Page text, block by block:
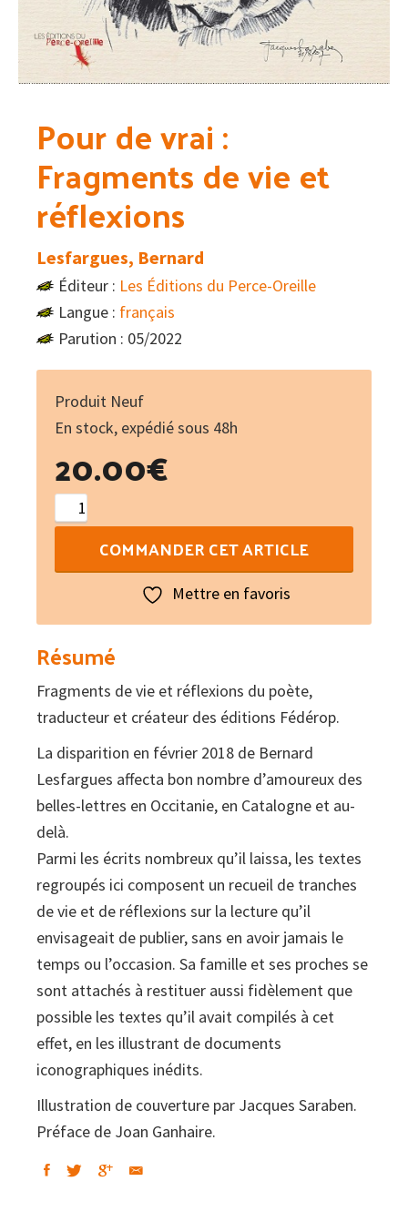
Pour de vrai :
Fragments de vie et
réflexions
Lesfargues, Bernard
Éditeur : Les Éditions du Perce-Oreille
Langue : français
Parution : 05/2022
Produit Neuf
En stock, expédié sous 48h
20.00€
quantité
de
Fragments
de
vie
et
réflexions
COMMANDER CET ARTICLE
Mettre en favoris
Résumé
Fragments de vie et réflexions du poète,
traducteur et créateur des éditions Fédérop.
La disparition en février 2018 de Bernard
Lesfargues affecta bon nombre d’amoureux des
belles-lettres en Occitanie, en Catalogne et au-
delà.
Parmi les écrits nombreux qu’il laissa, les textes
regroupés ici composent un recueil de tranches
de vie et de réflexions sur la lecture qu’il
envisageait de publier, sans en avoir jamais le
temps ou l’occasion. Sa famille et ses proches se
sont attachés à restituer aussi fidèlement que
possible les textes qu’il avait compilés à cet
effet, en les illustrant de documents
iconographiques inédits.
Illustration de couverture par Jacques Saraben.
Préface de Joan Ganhaire.